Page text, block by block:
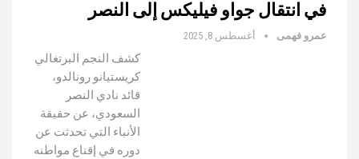
في انتقال جواو فيليكس إلى النصر
عمرو فهمى أغسطس 8, 2025
كشف النجم البرتغالي
كريستيانو رونالدو،
قائد نادي النصر
السعودي، عن حقيقة
الأنباء التي تحدثت عن
دوره في إقناع مواطنه